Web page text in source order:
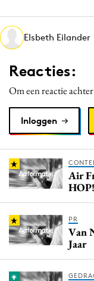
Martech
Media
Merkstrategie
PR
Programmatic
Reputatie & crisis
Elsbeth Eilander
Reacties:
Om een reactie
Inloggen
Air
HOP!
PR
Van
Jaar